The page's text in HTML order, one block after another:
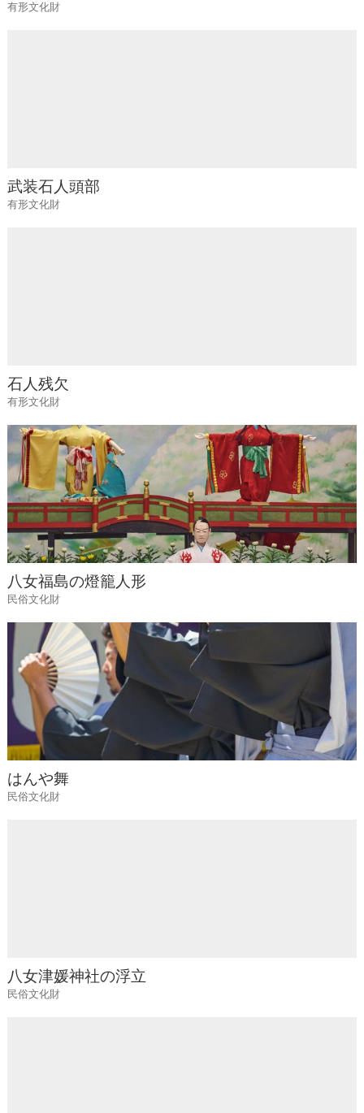
有形文化財
武装石人頭部
有形文化財
石人残欠
有形文化財
八女福島の燈籠人形
民俗文化財
はんや舞
民俗文化財
八女津媛神社の浮立
民俗文化財